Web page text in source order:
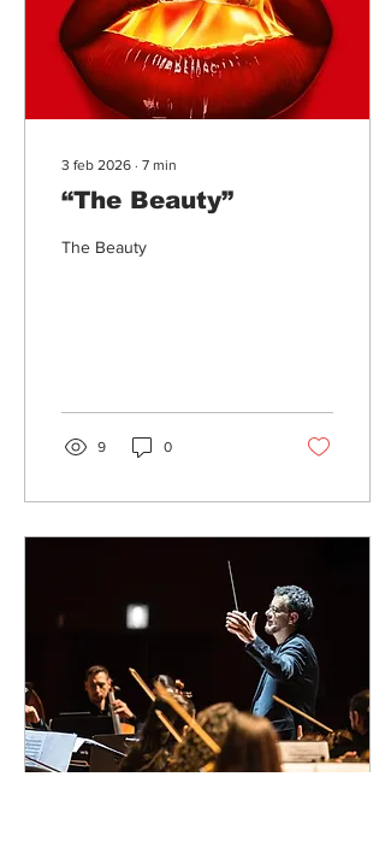
3 feb 2026 ∙ 7 min
“The Beauty”
The Beauty
9 0